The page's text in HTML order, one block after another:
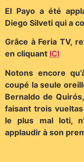
El Payo a été
Diego Silveti qui a
Grâce à Feria TV,
en cliquant ICI
Notons encore
coupé la seule
Bernaldo de
faisant trois vueltas
le plus mal loti,
applaudir à son